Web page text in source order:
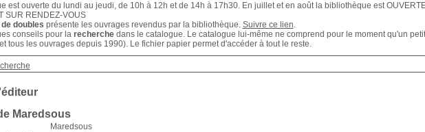
est ouverte du lundi au jeudi, de 10h à 12h et de 14h à 17h30. En juillet et en août la bibliothèque est
SUR RENDEZ-VOUS
doubles présente les ouvrages revendus par la bibliothèque. Suivre ce lien.
conseils pour la recherchedans le catalogue. Le catalogue lui-même ne comprend pour le moment qu'un
tous les ouvrages depuis 1990). Le fichier papier permet d'accéder à tout le reste.
Maredsous
Maredsous